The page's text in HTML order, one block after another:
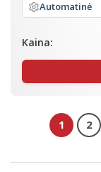
Automatinė
Kaina:
1 2